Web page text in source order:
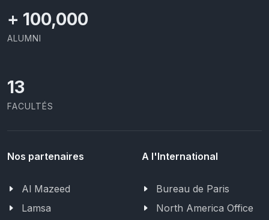
+ 100,000
ALUMNI
13
FACULTÉS
Nos partenaires
Al Mazeed
Lamsa
A l'International
Bureau de Paris
North America Office